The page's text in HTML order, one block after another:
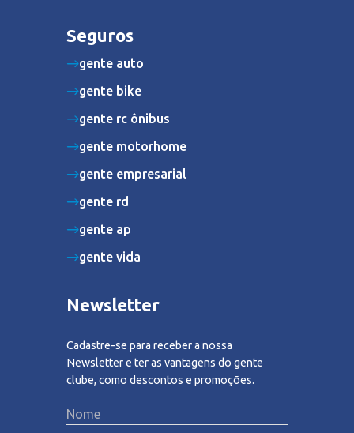
Seguros
gente auto
gente bike
gente rc ônibus
gente motorhome
gente empresarial
gente rd
gente ap
gente vida
Newsletter
Cadastre-se para receber a nossa
Newsletter e ter as vantagens do gente
clube, como descontos e promoções.